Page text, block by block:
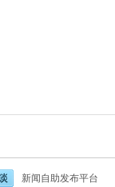
新闻自助发布平台